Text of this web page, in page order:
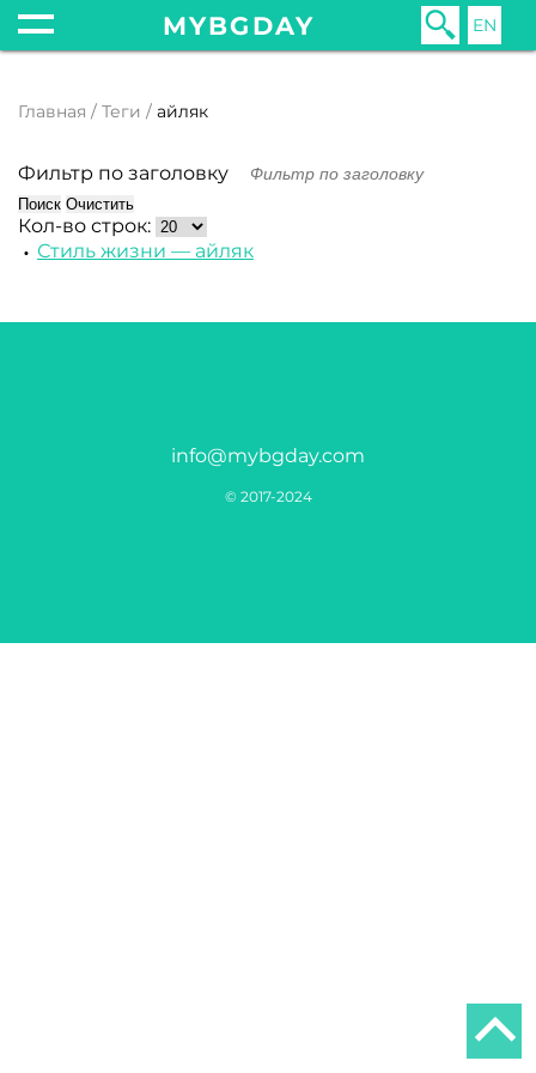
MYBGDAY EN
Главная Теги айляк
Фильтр по заголовку
Поиск Очистить
Кол-во строк:
Стиль жизни — айляк
info@mybgday.com
© 2017-2024